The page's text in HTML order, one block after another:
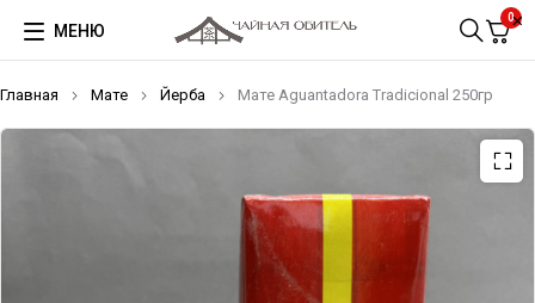
МЕНЮ
0
Главная Мате Йерба Мате Aguantadora Tradicional 250гр